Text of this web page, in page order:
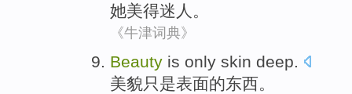
她美得迷人。
《牛津词典》
Beauty is only skin deep.
美貌只是表面的东西。